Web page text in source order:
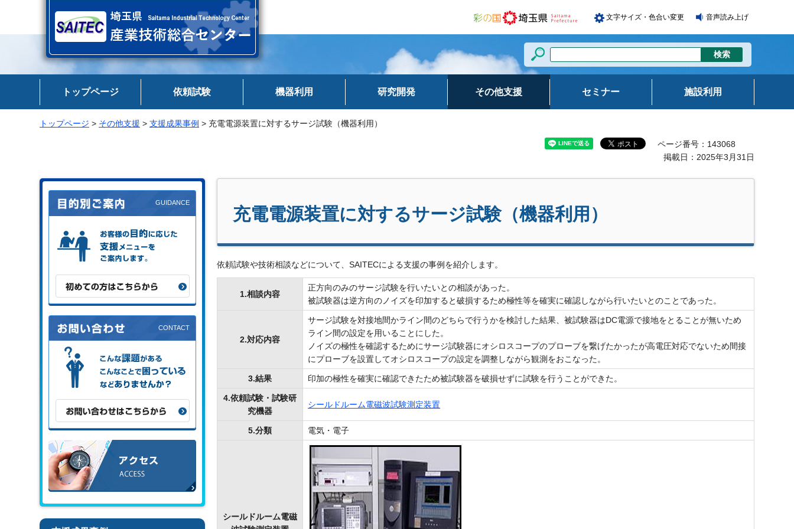
文字サイズ・色合い変更 音声読み上げ
トップページ 依頼試験 機器利用 研究開発 その他支援 セミナー 施設利用
トップページ > その他支援 > 支援成果事例 > 充電電源装置に対するサージ試験（機器利用）
ページ番号：143068
掲載日：2025年3月31日
お客様の目的に応じた支援メニュー
をご案内します。
初めての方はこちらから
こんな課題がある、こんなことで困
っている、などありませんか？
お問い合わせはこちらから
アクセス
充電電源装置に対するサージ試験（機器利用）
依頼試験や技術相談などについて、SAITECによる支援の事例を紹介します。
1.相談内容
正方向のみのサージ試験を行いたいとの相談があった。
被試験器は逆方向のノイズを印加すると破損するため極性等を確実に確認しながら行いたいとのことであった。
2.対応内容
サージ試験を対接地間かライン間のどちらで行うかを検討した結果、被試験器はDC電源で接地をとることが無いため
ライン間の設定を用いることにした。
ノイズの極性を確認するためにサージ試験器にオシロスコープのプローブを繋げたかったが高電圧対応でないため間接
にプローブを設置してオシロスコープの設定を調整しながら観測をおこなった。
3.結果 印加の極性を確実に確認できたため被試験器を破損せずに試験を行うことができた。
4.依頼試験・試験研
究機器
シールドルーム電磁波試験測定装置
5.分類 電気・電子
シールドルーム電磁